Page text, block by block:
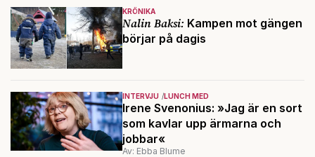
KRÖNIKA
Nalin Baksi: Kampen mot gängen
börjar på dagis
INTERVJU LUNCH MED
Irene Svenonius: »Jag är en sort
som kavlar upp ärmarna och
jobbar«
Av: Ebba Blume